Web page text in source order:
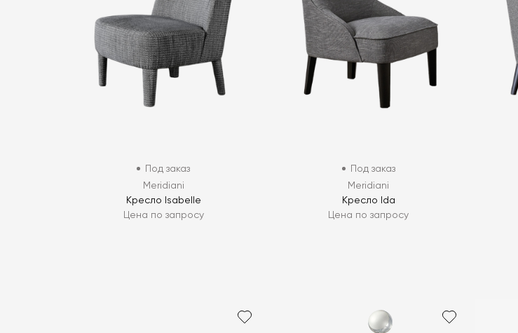
Под заказ
Meridiani
Кресло Isabelle
Цена по запросу
Под заказ
Meridiani
Кресло Ida
Цена по запросу